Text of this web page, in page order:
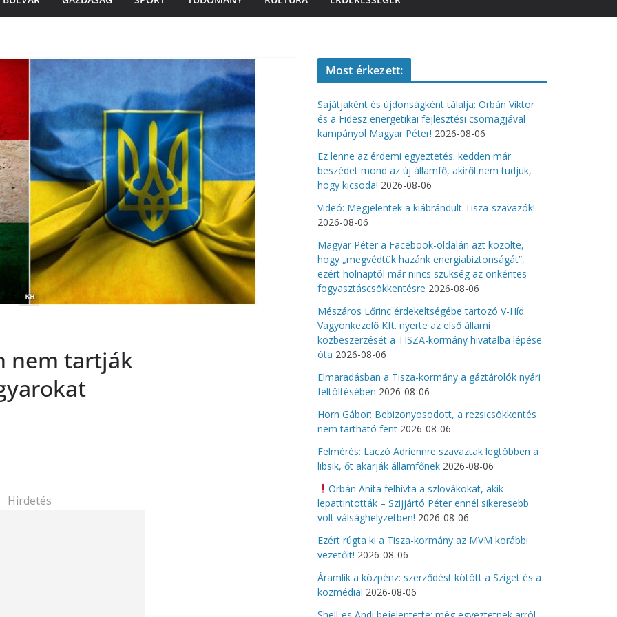
nem tartják
Hirdetés
Most érkezett:
Sajátjaként és újdonságként tálalja: Orbán Viktor
és a Fidesz energetikai fejlesztési csomagjával
kampányol Magyar Péter! 2026-08-06
Ez lenne az érdemi egyeztetés: kedden már
beszédet mond az új államfő, akiről nem tudjuk,
hogy kicsoda! 2026-08-06
Videó: Megjelentek a kiábrándult Tisza-szavazók!
2026-08-06
Magyar Péter a Facebook-oldalán azt közölte,
hogy „megvédtük hazánk energiabiztonságát”,
ezért holnaptól már nincs szükség az önkéntes
fogyasztáscsökkentésre 2026-08-06
Mészáros Lőrinc érdekeltségébe tartozó V-Híd
Vagyonkezelő Kft. nyerte az első állami
közbeszerzését a TISZA-kormány hivatalba lépése
óta 2026-08-06
Elmaradásban a Tisza-kormány a gáztárolók nyári
feltöltésében 2026-08-06
Horn Gábor: Bebizonyosodott, a rezsicsökkentés
nem tartható fent 2026-08-06
Felmérés: Laczó Adriennre szavaztak legtöbben a
libsik, őt akarják államfőnek 2026-08-06
Orbán Anita felhívta a szlovákokat, akik
lepattintották – Szijjártó Péter ennél sikeresebb
volt válsághelyzetben! 2026-08-06
Ezért rúgta ki a Tisza-kormány az MVM korábbi
vezetőit! 2026-08-06
Áramlik a közpénz: szerződést kötött a Sziget és a
közmédia! 2026-08-06